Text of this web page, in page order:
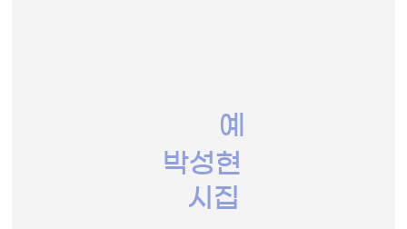
박성현
시집
예